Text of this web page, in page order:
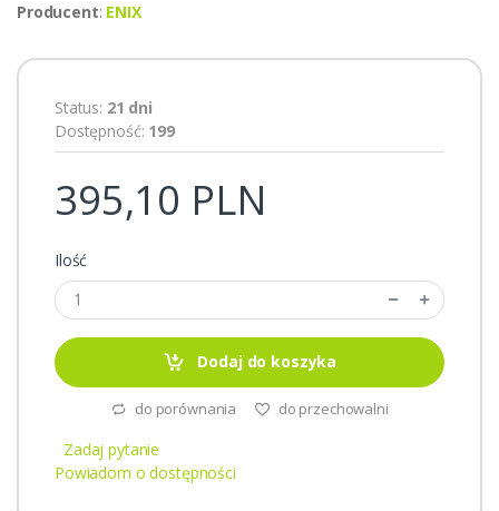
Producent: ENIX
Status: 21 dni
Dostępność: 199
395,10 PLN
Ilość
Dodaj do koszyka
do porównania do przechowalni
Zadaj pytanie
Powiadom o dostępności